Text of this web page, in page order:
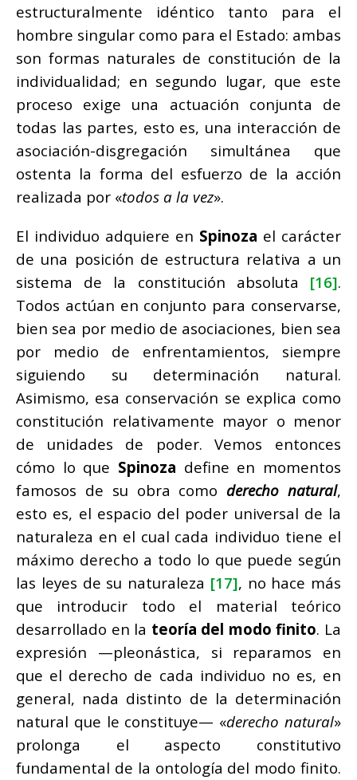
estructuralmente idéntico tanto para el
hombre singular como para el Estado: ambas
son formas naturales de constitución de la
individualidad; en segundo lugar, que este
proceso exige una actuación conjunta de
todas las partes, esto es, una interacción de
asociación-disgregación simultánea que
ostenta la forma del esfuerzo de la acción
realizada por «todos a la vez».
El individuo adquiere en Spinoza el carácter
de una posición de estructura relativa a un
sistema de la constitución absoluta [16].
Todos actúan en conjunto para conservarse,
bien sea por medio de asociaciones, bien sea
por medio de enfrentamientos, siempre
siguiendo su determinación natural.
Asimismo, esa conservación se explica como
constitución relativamente mayor o menor
de unidades de poder. Vemos entonces
cómo lo que Spinoza define en momentos
famosos de su obra como derecho natural,
esto es, el espacio del poder universal de la
naturaleza en el cual cada individuo tiene el
máximo derecho a todo lo que puede según
las leyes de su naturaleza [17], no hace más
que introducir todo el material teórico
desarrollado en la teoría del modo finito. La
expresión —pleonástica, si reparamos en
que el derecho de cada individuo no es, en
general, nada distinto de la determinación
natural que le constituye— «derecho natural»
prolonga el aspecto constitutivo
fundamental de la ontología del modo finito.